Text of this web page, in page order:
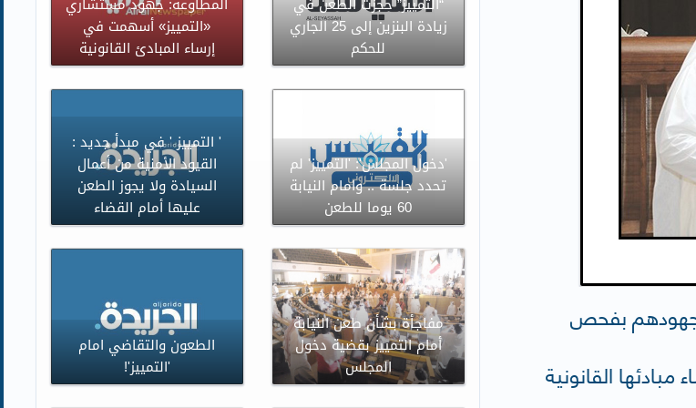
جهودهم بفحص
القانونية
«التمييز» أسهمت في
إرساء المبادئ القانونية
زيادة البنزين إلى 25 الجاري
للحكم
' التمييز ' في مبدأ جديد :
القيود الأمنية من أعمال
السيادة ولا يجوز الطعن
عليها أمام القضاء
'دخول المجلس': 'التمييز' لم
تحدد جلسة .. وامام النيابة
60 يوما للطعن
الطعون والتقاضي امام
'التمييز'!
مفاجأة بشأن طعن النيابة
أمام التمييز بقضية دخول
المجلس